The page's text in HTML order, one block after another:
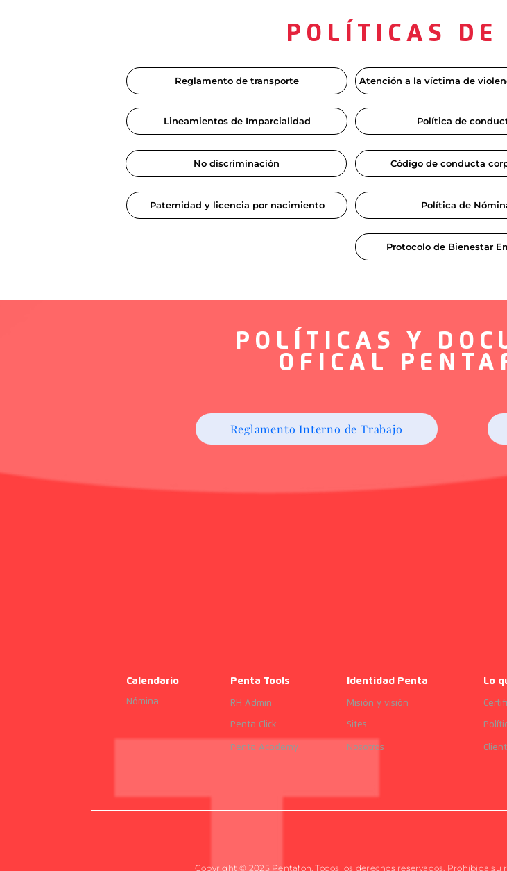
POLÍTICAS DE
Reglamento de transporte Atención a la víctima de
Lineamientos de Imparcialidad Política de
No discriminación Código de conducta
Paternidad y licencia por nacimiento Política de
Protocolo de Bienestar
POLÍTICAS Y
OFICAL
Reglamento Interno de Trabajo
Calendario
Nómina
Penta Tools
RH Admin
Penta Click
Penta Academy
Identidad Penta Lo
Misión y visión
Sites
Nosotros
Copyright © 2025 Pentafon. Todos los derechos reservados. Prohibida